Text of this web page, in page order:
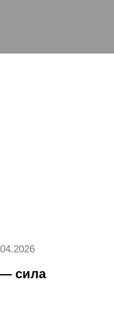
сила